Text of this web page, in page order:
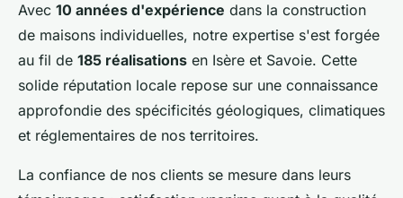
Avec 10 années d'expérience dans la construction
de maisons individuelles, notre expertise s'est forgée
au fil de 185 réalisations en Isère et Savoie. Cette
solide réputation locale repose sur une connaissance
approfondie des spécificités géologiques, climatiques
et réglementaires de nos territoires.
La confiance de nos clients se mesure dans leurs